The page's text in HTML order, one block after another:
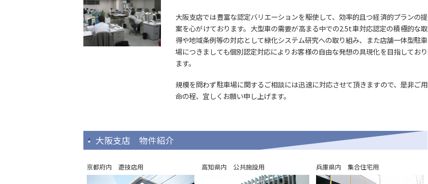
大阪支店では豊富な認定バリエーションを駆使して、効率的且つ経済的プランの提
案を心がけております。大型車の需要が高まる中での2.5t車対応認定の積極的な取
得や地域条例等の対応として緑化システム研究への取り組み、また店舗一体型駐車
場につきましても個別認定対応によりお客様の自由な発想の具現化を目指しており
ます。
規模を問わず駐車場に関するご相談には迅速に対応させて頂きますので、是非ご用
命の程、宜しくお願い申し上げます。
大阪支店 物件紹介
京都府内 遊技店用 高知県内 公共施設用 兵庫県内 集合住宅用